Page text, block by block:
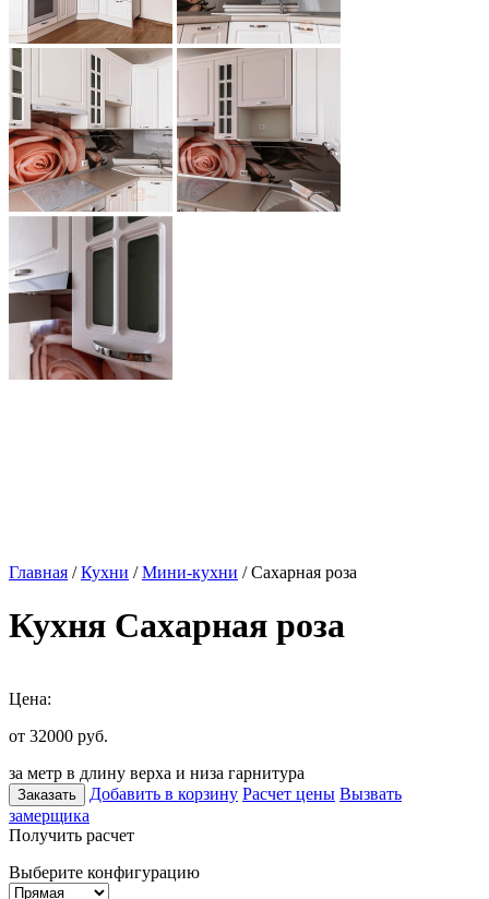
Главная /Кухни /Мини-кухни / Сахарная роза
Кухня Сахарная роза
Цена:
от 32000 руб.
за метр в длину верха и низа гарнитура
Заказать Добавить в корзину Расчет цены Вызвать
замерщика
Получить расчет
Выберите конфигурацию